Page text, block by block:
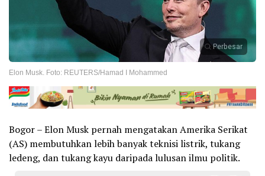
Perbesar
Elon Musk. Foto: REUTERS/Hamad I Mohammed
Bogor – Elon Musk pernah mengatakan Amerika Serikat
(AS) membutuhkan lebih banyak teknisi listrik, tukang
ledeng, dan tukang kayu daripada lulusan ilmu politik.